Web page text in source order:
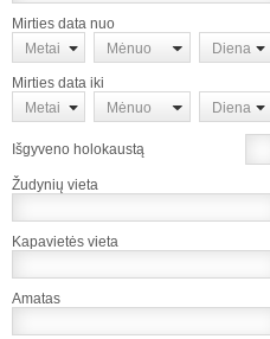
Mirties data nuo
Metai
Mėnuo Diena
Mirties data iki
Metai
Mėnuo Diena
Išgyveno holokaustą
Žudynių vieta
Kapavietės vieta
Amatas